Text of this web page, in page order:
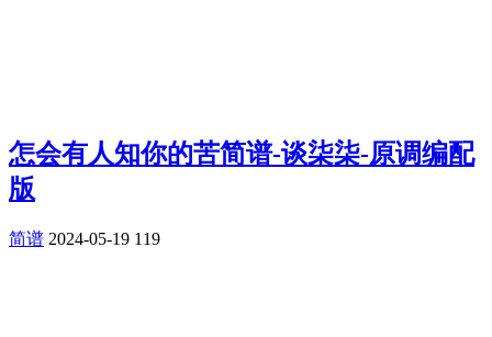
怎会有人知你的苦简谱-谈柒柒-原调编配
版
简谱 2024-05-19 119